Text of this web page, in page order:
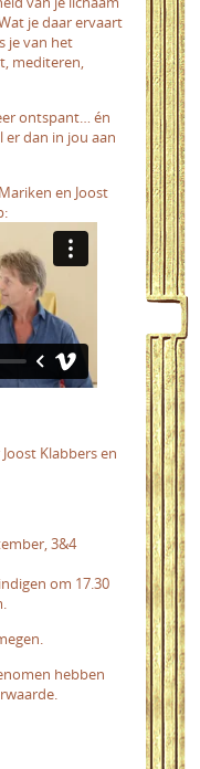
je daar ervaart
je van het
mediteren,
ontspant… én
er dan in jou aan
en Joost
Klabbers en
3&4
om 17.30
hebben